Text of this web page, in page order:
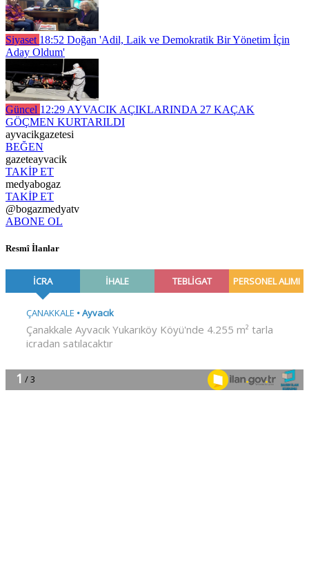
Siyaset 18:52 Doğan 'Adil, Laik ve Demokratik Bir Yönetim İçin
Aday Oldum'
Güncel 12:29 AYVACIK AÇIKLARINDA 27 KAÇAK
GÖÇMEN KURTARILDI
ayvacikgazetesi
BEĞEN
gazeteayvacik
TAKİP ET
medyabogaz
TAKİP ET
@bogazmedyatv
ABONE OL
Resmî İlanlar